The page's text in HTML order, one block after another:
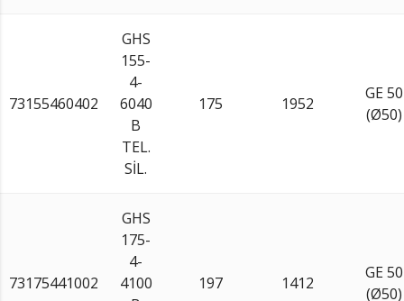
73155460402
GHS
155-
4-
6040
B
TEL.
SİL.
175 1952
GE 50
(Ø50)
73175441002
GHS
175-
4-
4100
197 1412
GE 50
(Ø50)